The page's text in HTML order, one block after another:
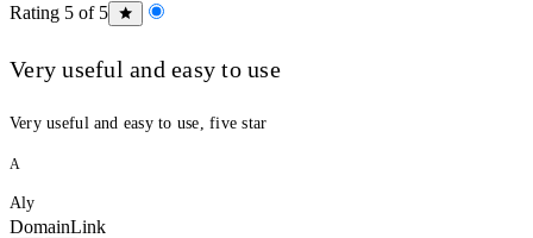
Rating 5 of 5
Very useful and easy to use
Very useful and easy to use, five star
A
Aly
DomainLink